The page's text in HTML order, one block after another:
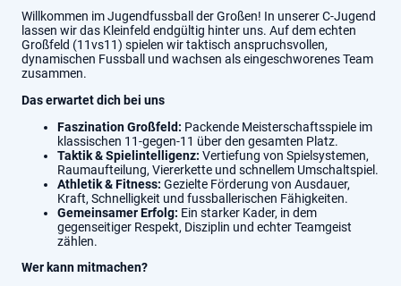
Willkommen im Jugendfussball der Großen! In unserer C-Jugend
lassen wir das Kleinfeld endgültig hinter uns. Auf dem echten
Großfeld (11vs11) spielen wir taktisch anspruchsvollen,
dynamischen Fussball und wachsen als eingeschworenes Team
zusammen.
Das erwartet dich bei uns
Faszination Großfeld: Packende Meisterschaftsspiele im
klassischen 11-gegen-11 über den gesamten Platz.
Taktik & Spielintelligenz: Vertiefung von Spielsystemen,
Raumaufteilung, Viererkette und schnellem Umschaltspiel.
Athletik & Fitness: Gezielte Förderung von Ausdauer,
Kraft, Schnelligkeit und fussballerischen Fähigkeiten.
Gemeinsamer Erfolg: Ein starker Kader, in dem
gegenseitiger Respekt, Disziplin und echter Teamgeist
zählen.
Wer kann mitmachen?